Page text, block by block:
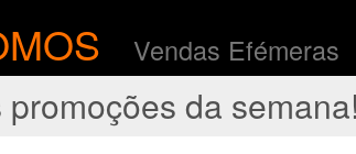
Vendas Efémeras
promoções da semana!